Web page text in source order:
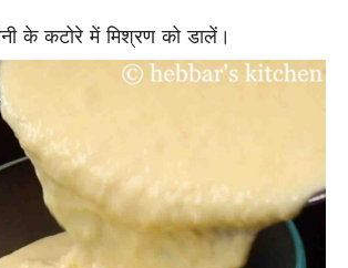
के कटोरे में मिश्रण को डालें।